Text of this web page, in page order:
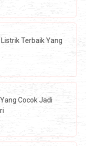
Terbaik Yang
Cocok Jadi